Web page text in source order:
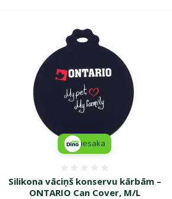
Silikona vāciņš konservu kārbām –
ONTARIO Can Cover, M/L
iesaka